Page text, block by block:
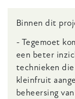
Body
Binnen dit
- Tegemoet
een beter
technieken
kleinfruit
beheersing